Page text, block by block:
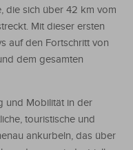
die sich über 42 km vom
Mit dieser ersten
auf den Fortschritt von
dem gesamten
und Mobilität in der
touristische und
ankurbeln, das über